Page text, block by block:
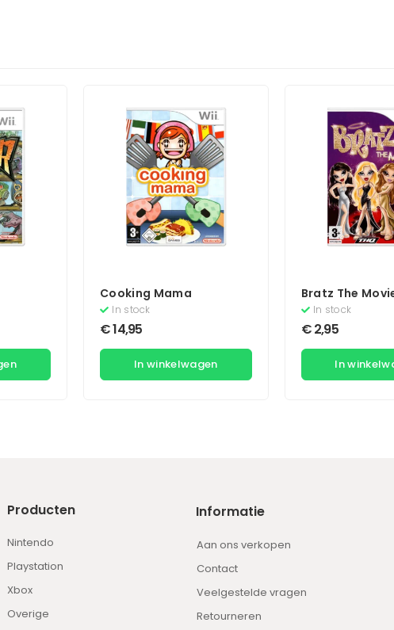
Cooking Mama
In stock
€14,95
In winkelwagen
Bratz The
In stock
€2,95
In
Producten
Nintendo
Playstation
Xbox
Overige
Informatie
Aan ons verkopen
Contact
Veelgestelde vragen
Retourneren